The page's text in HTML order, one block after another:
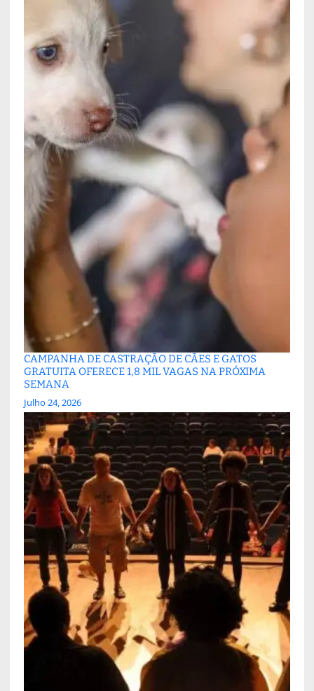
CAMPANHA DE CASTRAÇÃO DE CÃES E GATOS
GRATUITA OFERECE 1,8 MIL VAGAS NA PRÓXIMA
SEMANA
Julho 24, 2026